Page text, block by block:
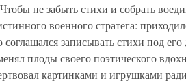
не забыть стихи и собрать
военного стратега:
соглашался записывать стихи под
плоды своего поэтического
картинками и игрушками